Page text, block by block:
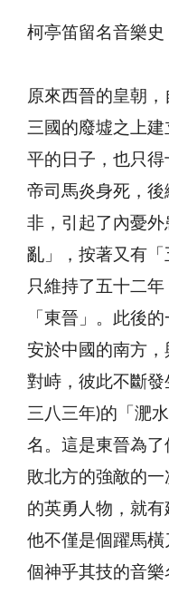
柯亭笛留名音樂史
原來西晉的皇朝
三國的廢墟之上
平的日子，也只
帝司馬炎身死，後
非，引起了內憂
亂」，按著又有
只維持了五十二
「東晉」。此後
安於中國的南方
對峙，彼此不斷
三八三年)的「淝
名。這是東晉為
敗北方的強敵的
的英勇人物，就有
他不僅是個躍馬
個神乎其技的音